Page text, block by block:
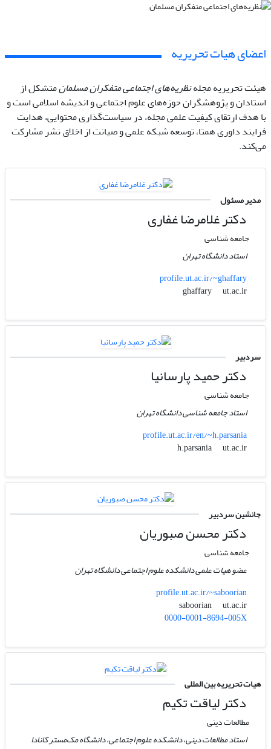
اعضای هیات تحریریه
هیئت تحریریه مجلهنظریه‌های اجتماعی متفکران مسلمانمتشکل از
استادان و پژوهشگران حوزه‌های علوم اجتماعی و اندیشه اسلامی است و
با هدف ارتقای کیفیت علمی مجله، در سیاست‌گذاری محتوایی، هدایت
فرایند داوری همتا، توسعه شبکه علمی و صیانت از اخلاق نشر مشارکت
می‌کند.
مدیر مسئول
دکتر غلامرضا غفاری
جامعه شناسی
استاد دانشگاه تهران
profile.ut.ac.ir/~ghaffary
ghaffary
ut.ac.ir
سردبیر
دکتر حمید پارسانیا
جامعه شناسی
استاد جامعه شناسی دانشگاه تهران
profile.ut.ac.ir/en/~h.parsania
h.parsania
ut.ac.ir
جانشین سردبیر
دکتر محسن صبوریان
جامعه شناسی
عضو هیات علمی دانشکده علوم اجتماعی دانشگاه تهران
profile.ut.ac.ir/~saboorian
saboorian
ut.ac.ir
0000-0001-8694-005X
هیات تحریریه بین المللی
دکتر لیاقت تکیم
مطالعات دینی
استاد مطالعات دینی، دانشکده علوم اجتماعی، دانشگاه مک‌مستر کانادا